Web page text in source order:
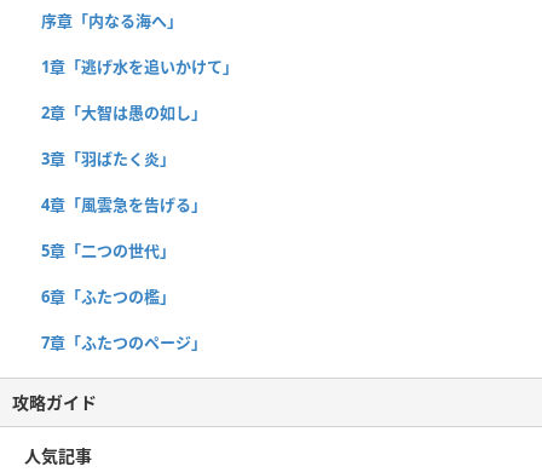
序章「内なる海へ」
1章「逃げ水を追いかけて」
2章「大智は愚の如し」
3章「羽ばたく炎」
4章「風雲急を告げる」
5章「二つの世代」
6章「ふたつの檻」
7章「ふたつのページ」
攻略ガイド
人気記事